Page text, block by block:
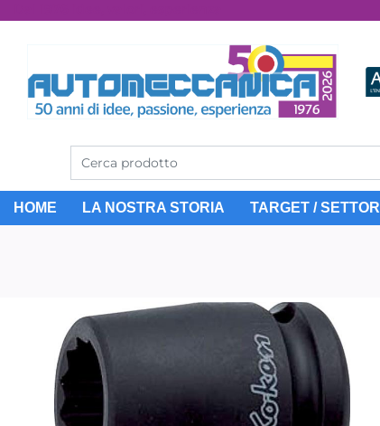
HOME LA NOSTRA STORIA TARGET / SETTORI